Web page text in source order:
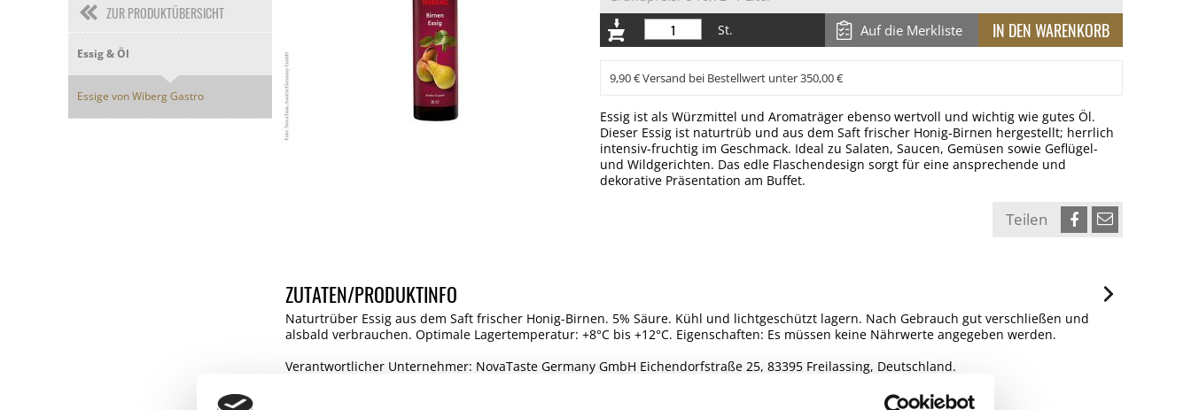
ZUR PRODUKTÜBERSICHT
Essig & Öl
Essige von Wiberg Gastro
St.
Auf die Merkliste
9,90 € Versand bei Bestellwert unter 350,00 €
Essig ist als Würzmittel und Aromaträger ebenso wertvoll und wichtig wie gutes Öl.
Dieser Essig ist naturtrüb und aus dem Saft frischer Honig-Birnen hergestellt; herrlich
intensiv-fruchtig im Geschmack. Ideal zu Salaten, Saucen, Gemüsen sowie Geflügel-
und Wildgerichten. Das edle Flaschendesign sorgt für eine ansprechende und
dekorative Präsentation am Buffet.
Teilen
ZUTATEN/PRODUKTINFO
Naturtrüber Essig aus dem Saft frischer Honig-Birnen. 5% Säure. Kühl und lichtgeschützt lagern. Nach Gebrauch gut verschließen und
alsbald verbrauchen. Optimale Lagertemperatur: +8°C bis +12°C. Eigenschaften: Es müssen keine Nährwerte angegeben werden.
Verantwortlicher Unternehmer: NovaTaste Germany GmbH Eichendorfstraße 25, 83395 Freilassing, Deutschland.